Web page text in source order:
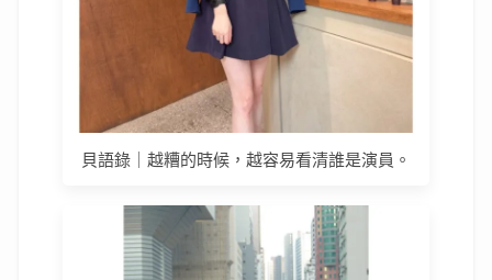
貝語錄｜越糟的時候，越容易看清誰是演員。